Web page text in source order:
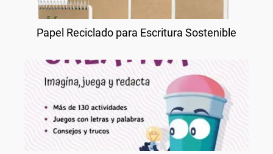
Papel Reciclado para Escritura Sostenible